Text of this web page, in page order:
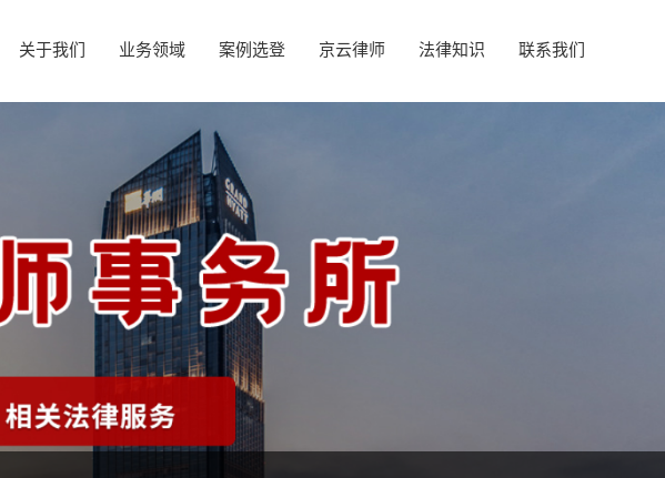
关于我们 业务领域 案例选登 京云律师 法律知识 联系我们